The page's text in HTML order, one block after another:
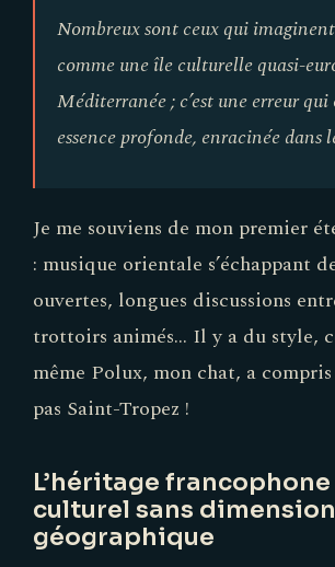
Nombreux sont ceux qui
comme une île culturelle quasi-
Méditerranée ; c’est une erreur
essence profonde, enracinée dans
Je me souviens de mon premier
: musique orientale s’échappant
ouvertes, longues discussions
trottoirs animés... Il y a du style,
même Polux, mon chat, a
pas Saint-Tropez !
L’héritage francophone
culturel sans dimension
géographique